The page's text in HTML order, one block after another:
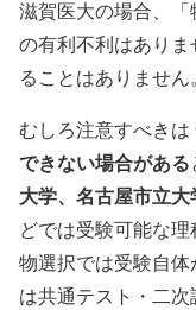
滋賀医大の場合、
の有利不利はあり
ることはありません。
むしろ注意すべきは
できない場合がある
大学、 名古屋市立大
どでは受験可能な
物選択では受験自
は共通テスト・二